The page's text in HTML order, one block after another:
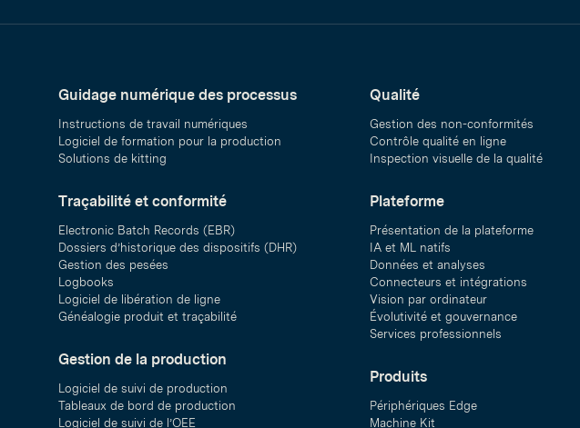
Guidage numérique des processus
Instructions de travail numériques
Logiciel de formation pour la production
Solutions de kitting
Traçabilité et conformité
Electronic Batch Records (EBR)
Dossiers d’historique des dispositifs (DHR)
Gestion des pesées
Logbooks
Logiciel de libération de ligne
Généalogie produit et traçabilité
Gestion de la production
Logiciel de suivi de production
Tableaux de bord de production
Logiciel de suivi de l’OEE
Qualité
Gestion des non-conformités
Contrôle qualité en ligne
Inspection visuelle de la qualité
Plateforme
Présentation de la plateforme
IA et ML natifs
Données et analyses
Connecteurs et intégrations
Vision par ordinateur
Évolutivité et gouvernance
Services professionnels
Produits
Périphériques Edge
Machine Kit